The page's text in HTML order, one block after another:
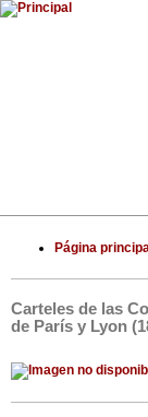
Página
Carteles de las
de París y Lyon